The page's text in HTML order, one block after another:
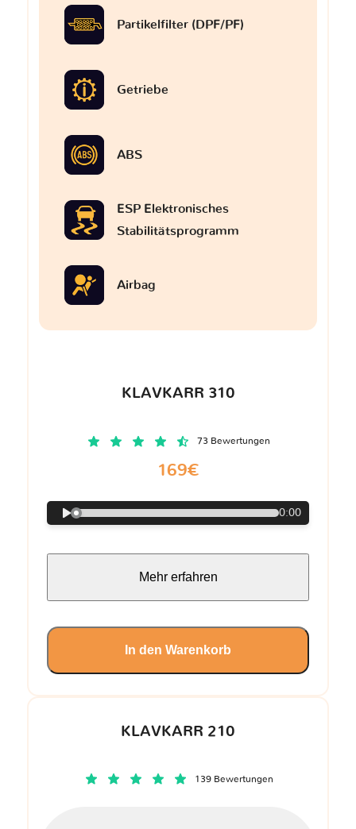
KLAVKARR 210
139 Bewertungen
Partikelfilter (DPF/PF)
Getriebe
ABS
ESP Elektronisches
Stabilitätsprogramm
Airbag
KLAVKARR 310
73 Bewertungen
169€
0:00
Mehr erfahren
In den Warenkorb